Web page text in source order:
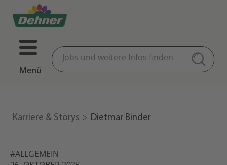
Menü
Karriere & Storys Dietmar Binder
#ALLGEMEIN